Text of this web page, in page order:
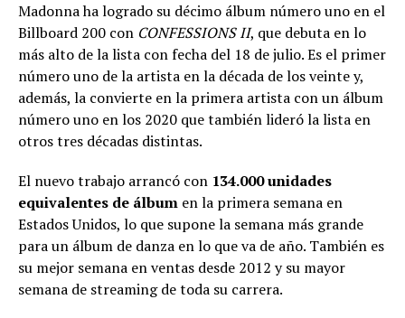
Madonna ha logrado su décimo álbum número uno en el
Billboard 200 con CONFESSIONS II, que debuta en lo
más alto de la lista con fecha del 18 de julio. Es el primer
número uno de la artista en la década de los veinte y,
además, la convierte en la primera artista con un álbum
número uno en los 2020 que también lideró la lista en
otros tres décadas distintas.
El nuevo trabajo arrancó con 134.000 unidades
equivalentes de álbum en la primera semana en
Estados Unidos, lo que supone la semana más grande
para un álbum de danza en lo que va de año. También es
su mejor semana en ventas desde 2012 y su mayor
semana de streaming de toda su carrera.